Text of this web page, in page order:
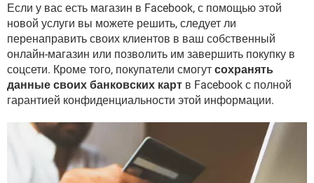
Если у вас есть магазин в Facebook, с помощью этой
новой услуги вы можете решить, следует ли
перенаправить своих клиентов в ваш собственный
онлайн-магазин или позволить им завершить покупку в
соцсети. Кроме того, покупатели смогут сохранять
данные своих банковских карт в Facebook с полной
гарантией конфиденциальности этой информации.